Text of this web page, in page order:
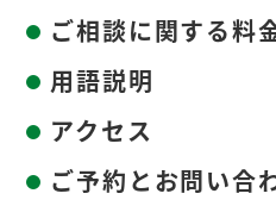
ご相談に関する料
用語説明
アクセス
ご予約とお問い合